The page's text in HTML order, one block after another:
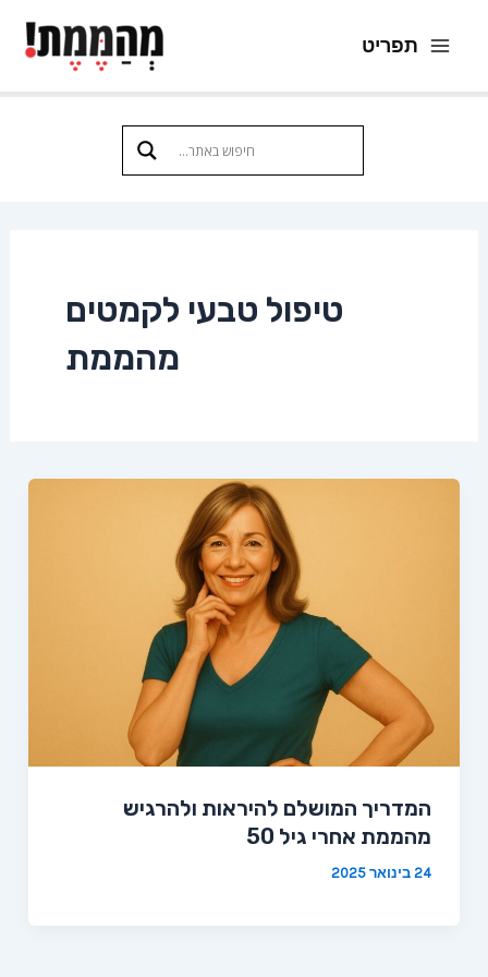
לתוכן
תפריט
טיפול טבעי לקמטים
מהממת
המדריך המושלם להיראות ולהרגיש
מהממת אחרי גיל 50
24 בינואר 2025